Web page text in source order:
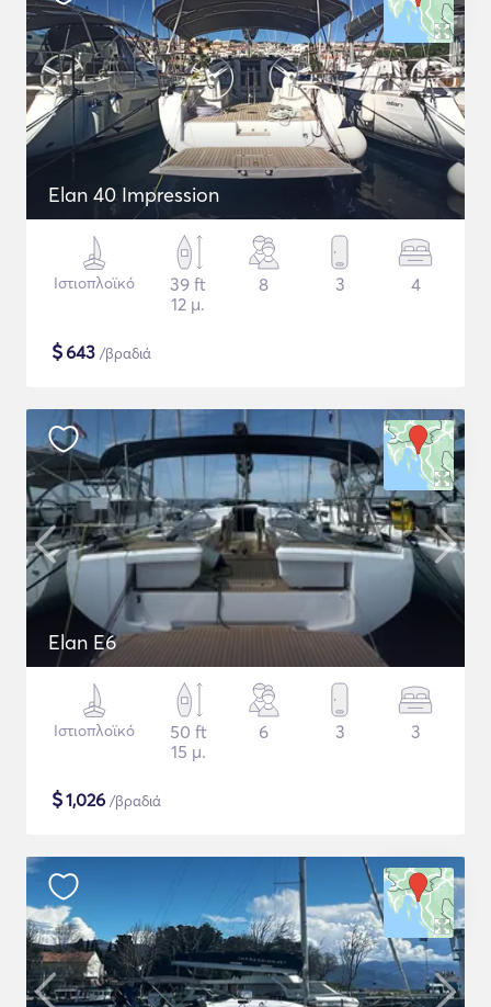
Elan 40 Impression
Ιστιοπλοϊκό
39 ft
12 μ.
8 3 4
$643 /βραδιά
Elan E6
Ιστιοπλοϊκό
50 ft
15 μ.
6 3 3
$1,026 /βραδιά